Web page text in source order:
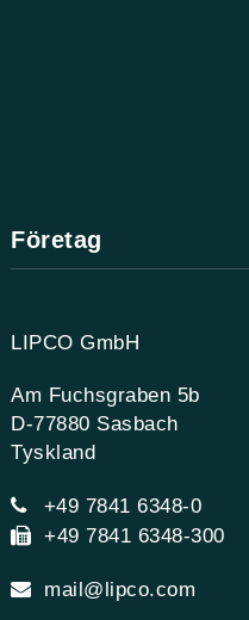
Företag
LIPCO GmbH
Am Fuchsgraben 5b
D-77880 Sasbach
Tyskland
+49 7841 6348-0
+49 7841 6348-300
mail@lipco.com